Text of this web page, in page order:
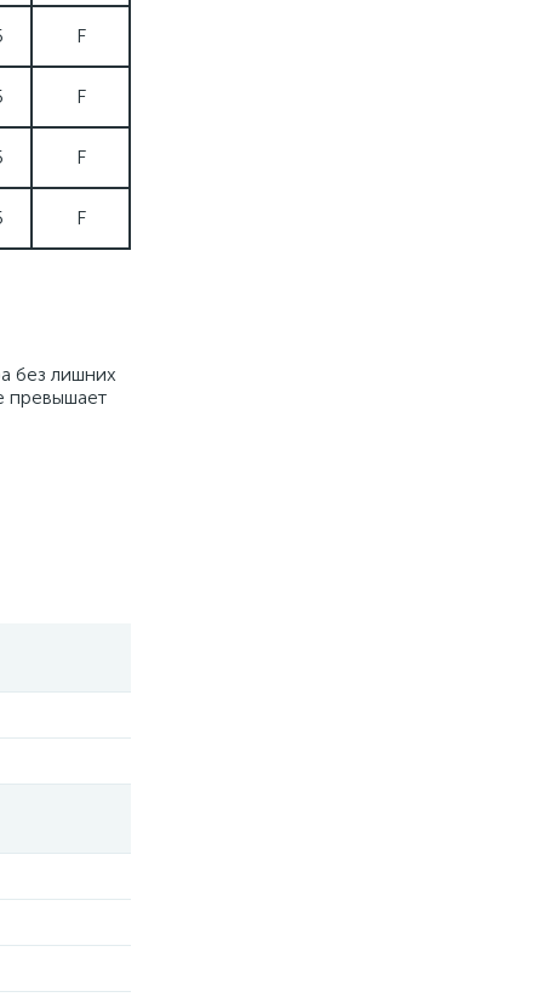
F
F
F
F
без лишних
превышает